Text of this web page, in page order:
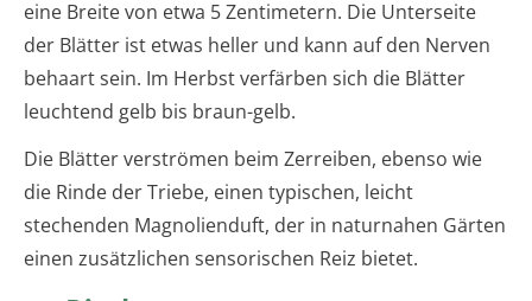
eine Breite von etwa 5 Zentimetern. Die Unterseite
der Blätter ist etwas heller und kann auf den Nerven
behaart sein. Im Herbst verfärben sich die Blätter
leuchtend gelb bis braun-gelb.
Die Blätter verströmen beim Zerreiben, ebenso wie
die Rinde der Triebe, einen typischen, leicht
stechenden Magnolienduft, der in naturnahen Gärten
einen zusätzlichen sensorischen Reiz bietet.